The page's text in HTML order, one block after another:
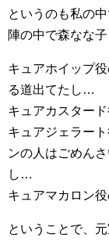
というのも私の
陣の中で森なな
キュアホイップ
る道出てたし…
キュアカスター
キュアジェラー
ンの人はごめん
し…
キュアマカロン
ということで、